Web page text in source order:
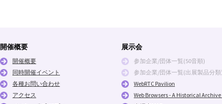
開催概要
開催概要
同時開催イベント
各種お問い合わせ
アクセス
展示会
参加企業/団体一覧(50音順)
参加企業/団体一覧(出展製品分
WebRTC Pavilion
Web Browsers - A Historical Archive